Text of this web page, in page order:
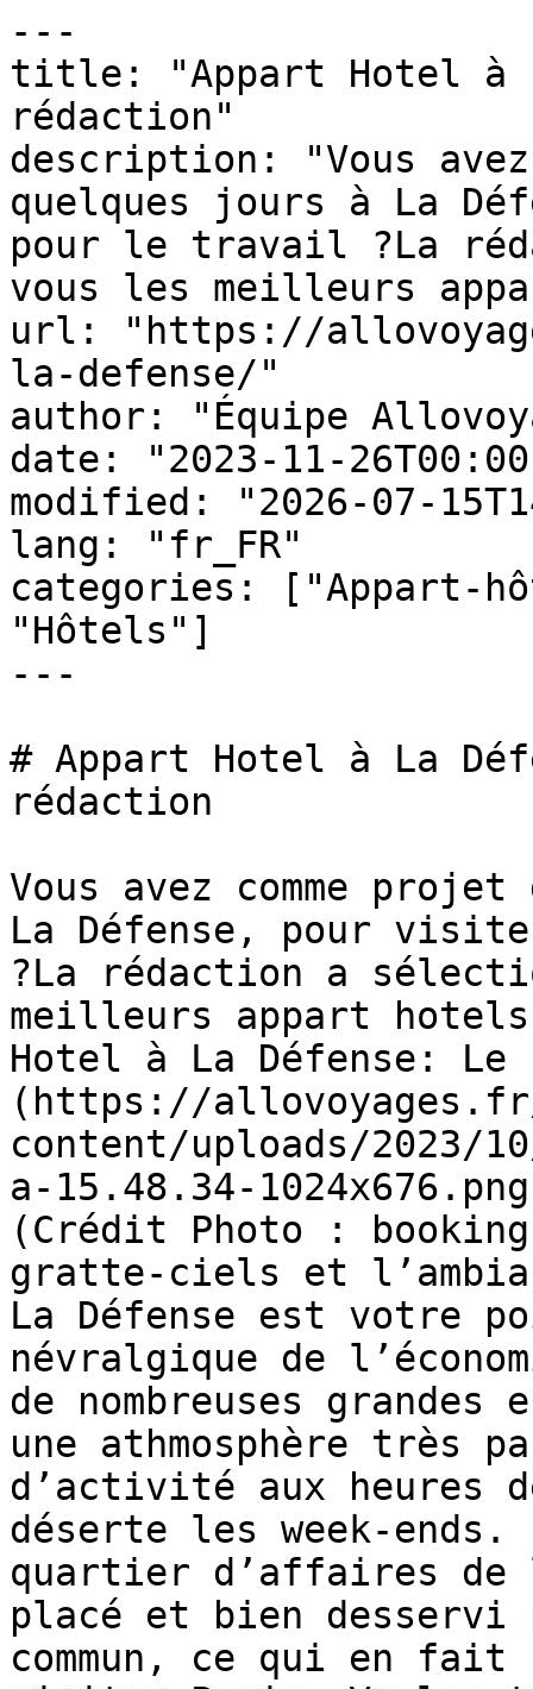
---
title: "Appart Hotel à
rédaction"
description: "Vous
quelques jours à La
pour le travail ?La
vous les meilleurs
url: "https://
la-defense/"
author: "Équipe
date: "2023-11-
modified: "2026-07-
lang: "fr_FR"
categories: ["Appart-
"Hôtels"]
---
# Appart Hotel à La
rédaction
Vous avez comme
La Défense, pour
?La rédaction a
meilleurs appart
Hotel à La Défense:
(https://
content/uploads/2023/
a-15.48.34-
(Crédit Photo :
gratte-ciels et
La Défense est votre
névralgique de
de nombreuses
une athmosphère très
d’activité aux heures
déserte les week-ends.
quartier d’affaires
placé et bien
commun, ce qui en